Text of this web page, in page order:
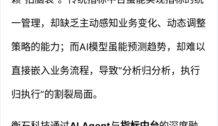
一管理，却缺乏主动感知业务变化、动态调整
策略的能力；而AI模型虽能预测趋势，却难以
直接嵌入业务流程，导致“分析归分析，执行
归执行”的割裂局面。